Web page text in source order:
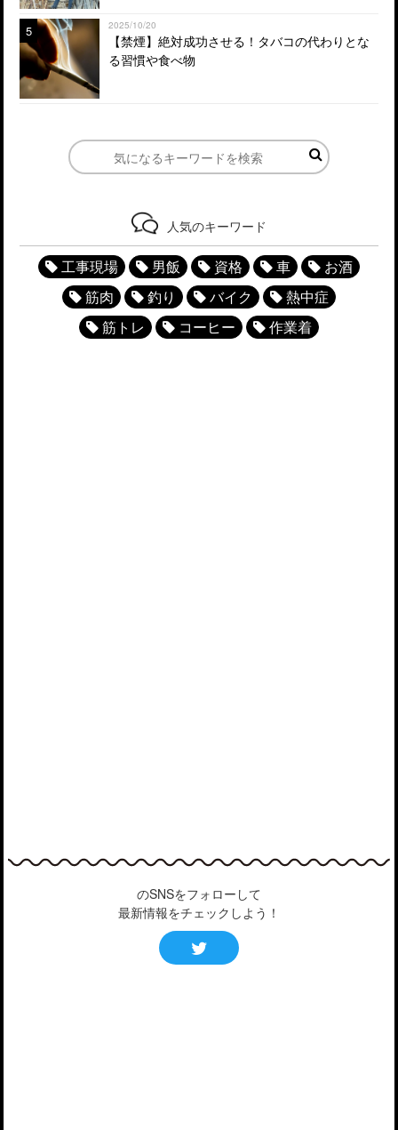
5 2025/10/20
【禁煙】絶対成功させる！タバコの代わりとな
る習慣や食べ物
人気のキーワード
工事現場 男飯 資格 車
お酒
筋肉
釣り バイク
熱中症
筋トレ
コーヒー 作業着
のSNSをフォローして
最新情報をチェックしよう！